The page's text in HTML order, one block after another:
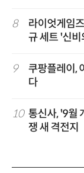
8
라이엇게임
규 세트 '신
9
쿠팡플레이,
다
10 통신사, '9월
쟁 새 격전지